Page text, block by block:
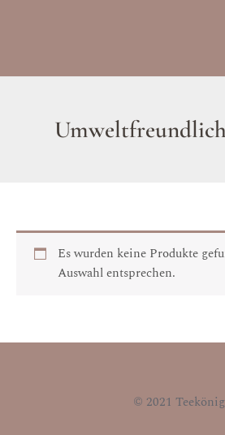
Es wurden keine Produkte
Auswahl entsprechen.
© 2021